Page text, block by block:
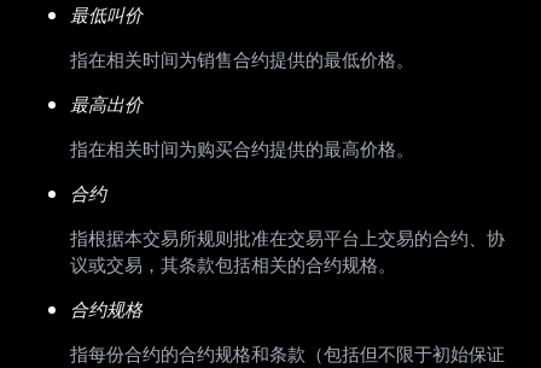
最低叫价
指在相关时间为销售合约提供的最低价格。
最高出价
指在相关时间为购买合约提供的最高价格。
合约
指根据本交易所规则批准在交易平台上交易的合约、协
议或交易，其条款包括相关的合约规格。
合约规格
指每份合约的合约规格和条款（包括但不限于初始保证